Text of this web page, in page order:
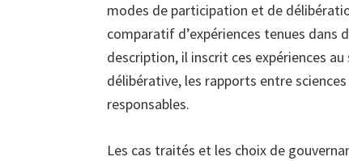
modes de participation et de
comparatif d’expériences tenues dans
description, il inscrit ces expériences
délibérative, les rapports entre
responsables.
Les cas traités et les choix de